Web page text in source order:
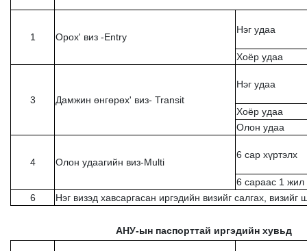
1 Орох' виз -Entry
Нэг удаа
Хоёр удаа
3 Дамжин өнгөрөх' виз- Transit
Нэг удаа
Хоёр удаа
Олон удаа
4 Олон удаагийн виз-Multi
6 сар хүртэлх
6 сараас 1 жил
6
Нэг визэд хавсаргасан иргэдийн визийг салгах, визийг
АНУ-ын паспорттай иргэдийн хувьд